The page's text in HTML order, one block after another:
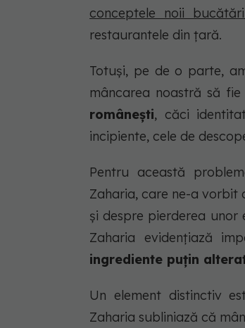
conceptele noii
restaurantele din țară.
Totuși, pe de o parte,
mâncarea noastră să fie
românești, căci
incipiente, cele de
Pentru această
Zaharia, care ne-a vorbit
și despre pierderea unor
Zaharia evidențiază
ingrediente puțin
Un element distinctiv
Zaharia subliniază că